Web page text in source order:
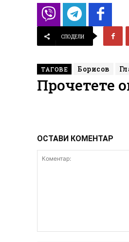
СПОДЕЛИ
ТАГОВЕ Борисов
Прочетете
ОСТАВИ КОМЕНТАР